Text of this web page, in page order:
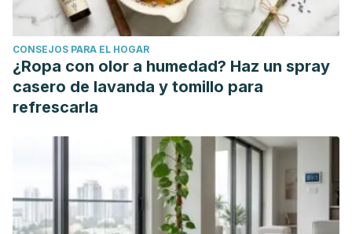
CONSEJOS PARA EL HOGAR
¿Ropa con olor a humedad? Haz un spray
casero de lavanda y tomillo para
refrescarla